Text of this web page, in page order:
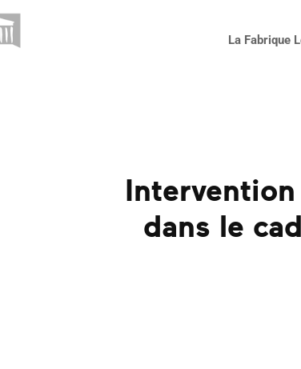
La Fabrique
dans le
sur Facebook
sur X
sur Instagram
nationale.fr